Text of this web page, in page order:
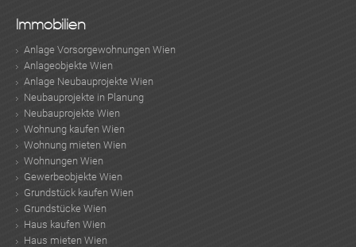
Immobilien
Anlage Vorsorgewohnungen Wien
Anlageobjekte Wien
Anlage Neubauprojekte Wien
Neubauprojekte in Planung
Neubauprojekte Wien
Wohnung kaufen Wien
Wohnung mieten Wien
Wohnungen Wien
Gewerbeobjekte Wien
Grundstück kaufen Wien
Grundstücke Wien
Haus kaufen Wien
Haus mieten Wien